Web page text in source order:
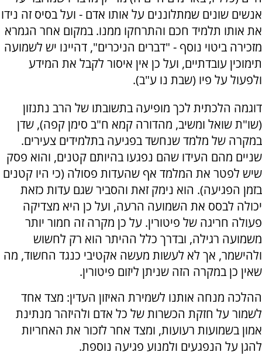
אנשים שונים שמתלוננים על אותו אדם - ועל בסיס זה נידו
את אותו תלמיד חכם והתרחקו ממנו. במקום אחר הגמרא
מזכירה ביטוי נוסף - "דברים הניכרים", דהיינו יש לשמועה
תימוכין עובדתיים, ועל כן אין איסור לקבל את המידע
ולפעול על פיו (שבת נו ע"ב).
דוגמה הלכתית לכך מופיעה בתשובתו של הרב נתנזון
(שו"ת שואל ומשיב, מהדורה קמא ח"ב סימן קפה), שדן
במקרה של מלמד שנחשד בפגיעה בתלמידים צעירים.
שניים מהם העידו שהם נפגעו בהיותם קטנים, והוא פסק
שיש לפטר את המלמד אף שהעדות פסולה (כי היו קטנים
בזמן הפגיעה). הוא נימק זאת והסביר שגם עדות כזאת
יכולה לבסס את השמועה הרעה, ועל כן היא מצדיקה
פעולה חריגה של פיטורין. על כן מקרה זה חמור יותר
משמועה רגילה, ובדרך כלל ההיתר הוא רק לחשוש
ולהישמר, אך לא לעשות מעשה אקטיבי כנגד החשוד, מה
שאין כן במקרה הזה שניתן ליזום פיטורין.
ההלכה מנחה אותנו לשמירת האיזון העדין: מצד אחד
לשמור על חזקת הכשרות של כל אדם ולהיזהר מנתינת
אמון בשמועות רעועות, ומצד אחר לזכור את האחריות
להגן על הנפגעים ולמנוע פגיעה נוספת.